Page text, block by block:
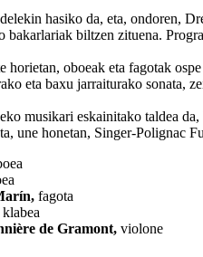
hasiko da, eta, ondoren,
bakarlariak biltzen zituena.
oboeak eta fagotak
eta baxu jarraiturako sonata,
musikari eskainitako taldea da,
une honetan, Singer-Polignac
fagota
klabea
de Gramont, violone